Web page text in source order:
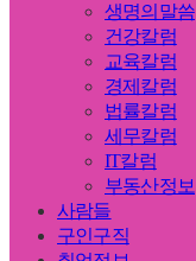
생명의말씀
건강칼럼
교육칼럼
경제칼럼
법률칼럼
세무칼럼
IT칼럼
부동산정보
사람들
구인구직